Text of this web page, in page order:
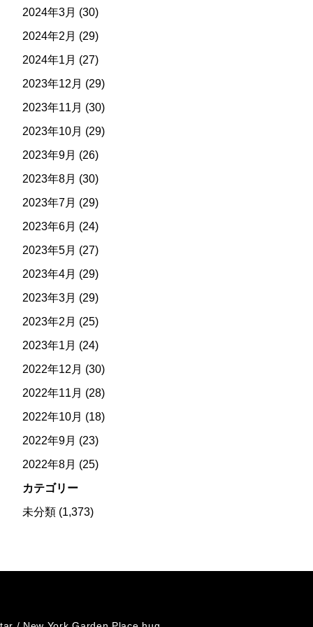
2024年3月 (30)
2024年2月 (29)
2024年1月 (27)
2023年12月 (29)
2023年11月 (30)
2023年10月 (29)
2023年9月 (26)
2023年8月 (30)
2023年7月 (29)
2023年6月 (24)
2023年5月 (27)
2023年4月 (29)
2023年3月 (29)
2023年2月 (25)
2023年1月 (24)
2022年12月 (30)
2022年11月 (28)
2022年10月 (18)
2022年9月 (23)
2022年8月 (25)
カテゴリー
未分類(1,373)